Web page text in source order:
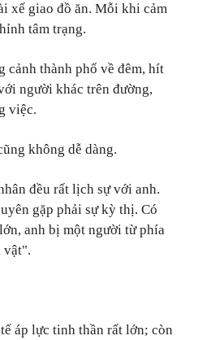
xế giao đồ ăn. Mỗi khi cảm
tâm trạng.
cảnh thành phố về đêm, hít
người khác trên đường,
việc.
không dễ dàng.
đều rất lịch sự với anh.
gặp phải sự kỳ thị. Có
anh bị một người từ phía
vật".
áp lực tinh thần rất lớn; còn